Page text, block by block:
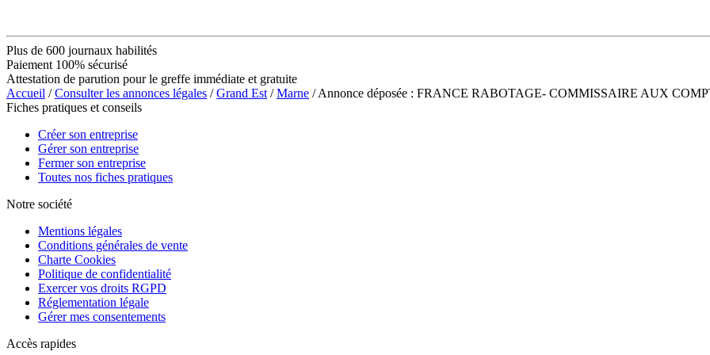
Plus de 600 journaux habilités
Paiement 100% sécurisé
Attestation de parution pour le greffe immédiate et gratuite
Accueil /Consulter les annonces légales /Grand Est /Marne / Annonce déposée : FRANCE RABOTAGE- COMMISSAIRE AUX
Fiches pratiques et conseils
Créer son entreprise
Gérer son entreprise
Fermer son entreprise
Toutes nos fiches pratiques
Notre société
Mentions légales
Conditions générales de vente
Charte Cookies
Politique de confidentialité
Exercer vos droits RGPD
Réglementation légale
Gérer mes consentements
Accès rapides